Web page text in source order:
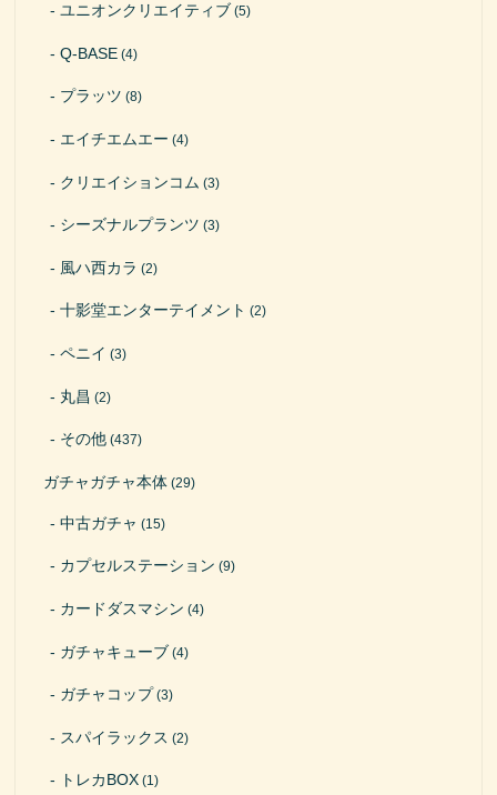
ユニオンクリエイティブ (5)
Q-BASE (4)
プラッツ (8)
エイチエムエー (4)
クリエイションコム (3)
シーズナルプランツ (3)
風ハ西カラ (2)
十影堂エンターテイメント (2)
ペニイ (3)
丸昌 (2)
その他 (437)
ガチャガチャ本体 (29)
中古ガチャ (15)
カプセルステーション (9)
カードダスマシン (4)
ガチャキューブ (4)
ガチャコップ(3)
スパイラックス (2)
トレカBOX (1)